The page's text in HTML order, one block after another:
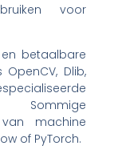
voor
betaalbare
Dlib,
Sommige
machine
of PyTorch.